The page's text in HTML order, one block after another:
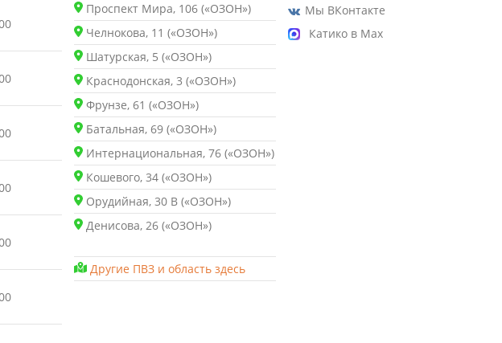
Проспект Мира, 106 («ОЗОН»)
Челнокова, 11 («ОЗОН»)
Шатурская, 5 («ОЗОН»)
Краснодонская, 3 («ОЗОН»)
Фрунзе, 61 («ОЗОН»)
Батальная, 69 («ОЗОН»)
Интернациональная, 76 («ОЗОН»)
Кошевого, 34 («ОЗОН»)
Орудийная, 30 В («ОЗОН»)
Денисова, 26 («ОЗОН»)
Другие ПВЗ и область здесь
Мы ВКонтакте
Катико в Max